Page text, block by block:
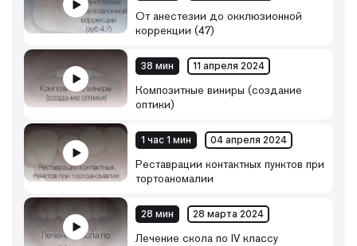
От анестезии до окклюзионной
коррекции (47)
38 мин 11 апреля 2024
Композитные виниры (создание
оптики)
1 час 1 мин 04 апреля 2024
Реставрации контактных пунктов при
тортоаномалии
28 мин 28 марта 2024
Лечение скола по IV классу